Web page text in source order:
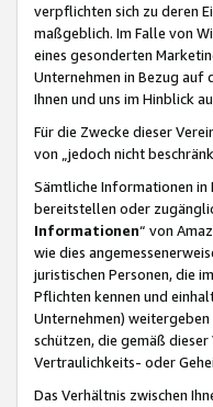
verpflichten sich zu deren
maßgeblich. Im Falle von
eines gesonderten
Unternehmen in Bezug auf
Ihnen und uns im Hinblick
Für die Zwecke dieser
von „jedoch nicht
Sämtliche Informationen in
bereitstellen oder
Informationen“ von
wie dies
juristischen Personen, die
Pflichten kennen und
Unternehmen)
schützen, die gemäß
Vertraulichkeits- oder
Das Verhältnis zwischen